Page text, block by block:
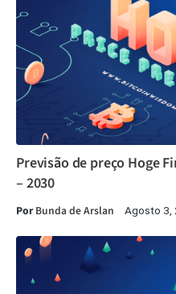
Previsão de preço Hoge
– 2030
PorBunda de Arslan Agosto 3,